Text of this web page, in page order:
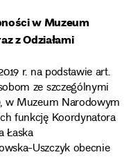
w Muzeum
z Odziałami
r. na podstawie art.
ze szczególnymi
w Muzeum Narodowym
funkcję Koordynatora
Łaska
Uszczyk obecnie